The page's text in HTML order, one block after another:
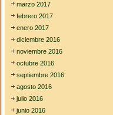
marzo 2017
febrero 2017
enero 2017
diciembre 2016
noviembre 2016
octubre 2016
septiembre 2016
agosto 2016
julio 2016
junio 2016